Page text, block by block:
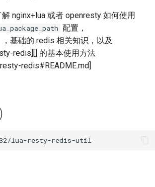
nginx+lua 或者 openresty 如何使用
配置，
，基础的 redis 相关知识，以及
redis][] 的基本使用方法
redis#README.md]